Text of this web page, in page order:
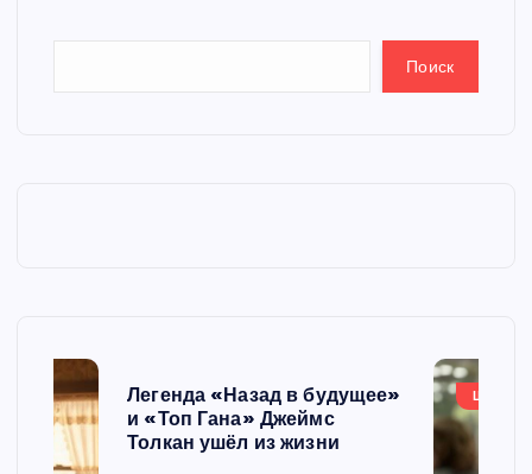
п
и
Поиск
Легенда «Назад в будущее»
и «Топ Гана» Джеймс
Толкан ушёл из жизни